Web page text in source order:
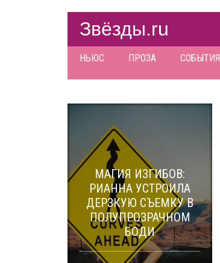
Звёзды.ru
НЬЮС ПРОЗА СОБЫТИЯ
МАГИЯ ИЗГИБОВ:
РИАННА УСТРОИЛА
ДЕРЗКУЮ СЪЕМКУ В
ПОЛУПРОЗРАЧНОМ
БОДИ